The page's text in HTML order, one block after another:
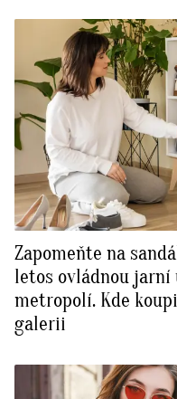
Zapomeňte na
letos ovládnou jarní
metropolí. Kde
galerii